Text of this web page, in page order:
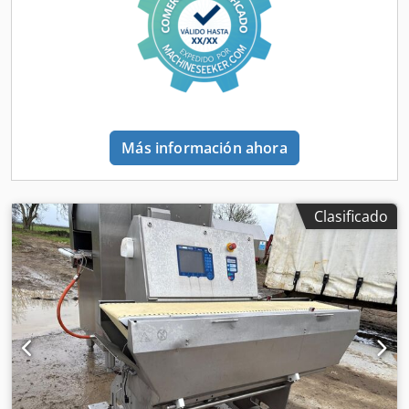
Más información ahora
Clasificado